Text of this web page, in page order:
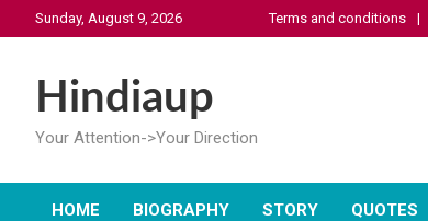
to
Sunday, August 9, 2026 Terms and conditions
Hindiaup
Your Attention->Your Direction
HOME BIOGRAPHY STORY QUOTES